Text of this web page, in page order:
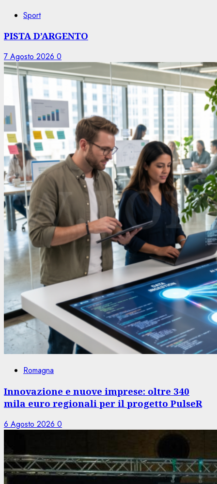
Sport
PISTA D’ARGENTO
7 Agosto 2026 0
Romagna
Innovazione e nuove imprese: oltre 340
mila euro regionali per il progetto PulseR
6 Agosto 2026 0